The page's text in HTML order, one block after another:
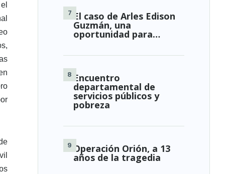
El caso de Arles Edison
Guzmán, una
oportunidad para…
Encuentro
departamental de
servicios públicos y
pobreza
Operación Orión, a 13
años de la tragedia